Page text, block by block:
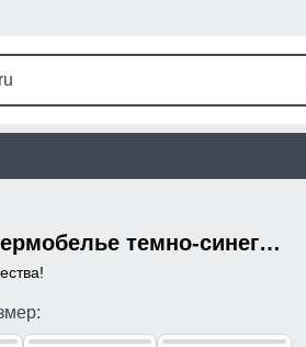
Мужское термобелье темно-синего цвета 91159TS